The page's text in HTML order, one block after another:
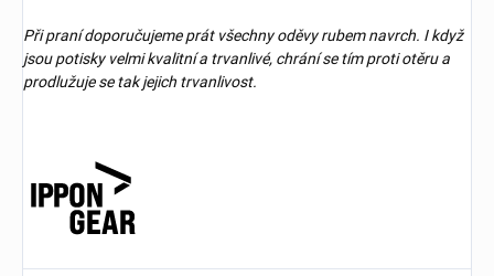
Při praní doporučujeme prát všechny oděvy rubem navrch. I když
jsou potisky velmi kvalitní a trvanlivé, chrání se tím proti otěru a
prodlužuje se tak jejich trvanlivost.